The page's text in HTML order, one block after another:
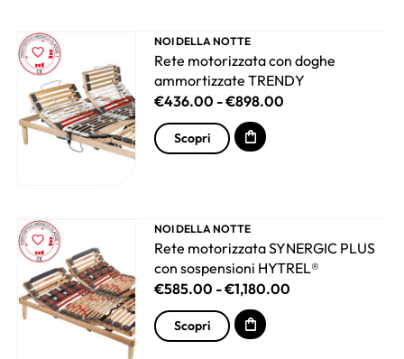
NOI DELLA NOTTE
Rete motorizzata con doghe
ammortizzate TRENDY
€436.00 -€898.00
Scopri
NOI DELLA NOTTE
Rete motorizzata SYNERGIC PLUS
con sospensioni HYTREL®
€585.00 -€1,180.00
Scopri